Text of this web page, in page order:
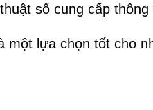
số cung cấp
một lựa chọn tốt cho